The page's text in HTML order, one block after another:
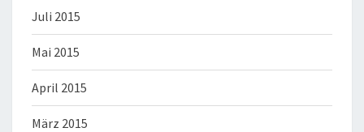
Juli 2015
Mai 2015
April 2015
März 2015